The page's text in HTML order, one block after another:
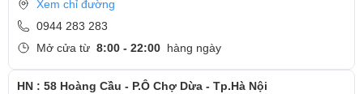
- Hotline CSKH dịch vụ sửa chữa: 0944-283-283
Xem chỉ đường
0944 283 283
Mở cửa từ 8:00 - 22:00 hàng ngày
HN : 58 Hoàng Cầu - P.Ô Chợ Dừa - Tp.Hà Nội